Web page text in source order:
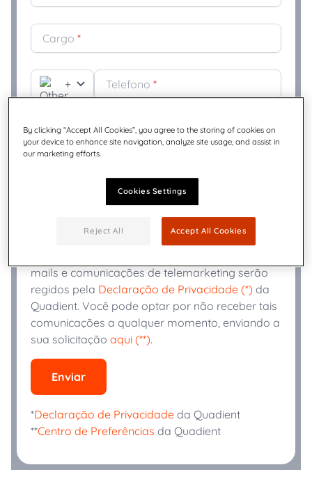
Cargo *
+ Telefono *
Indústria*
fornecer para enviar e-mails ou comunicações
de telemarketing que possam estar
relacionadas ao assunto da sua consulta ou
aos produtos e serviços mais amplos que
mails e comunicações de telemarketing serão
regidos pela Declaração de Privacidade (*) da
Quadient. Você pode optar por não receber tais
comunicações a qualquer momento, enviando a
sua solicitação aqui (**).
Enviar
*Declaração de Privacidade da Quadient
**Centro de Preferências da Quadient
By clicking “Accept All Cookies”, you agree to the storing of cookies on
your device to enhance site navigation, analyze site usage, and assist in
our marketing efforts.
Cookies Settings
Reject All Accept All Cookies